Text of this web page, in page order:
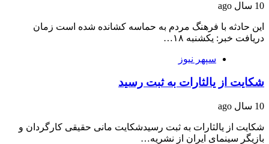
10 سال ago
این حادثه با فرهنگ مردم به حماسه کشانده شده است زمان
دریافت خبر: یکشنبه ۱۸…
سپهر نیوز
شکایت از یالثارات به ثبت رسید
10 سال ago
شکایت از یالثارات به ثبت رسیدشکایت مانی حقیقی کارگردان و
بازیگر سینمای ایران از نشریه…